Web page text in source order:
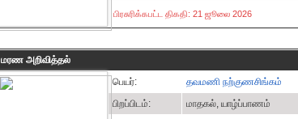
பிரசுரிக்கபட்ட திகதி: 21 ஜூலை 2026
மரண அறிவித்தல்
பெயர்:
தவமணி நற்குணசிங்கம்
பிறப்பிடம்:
மாதகல், யாழ்ப்பாணம்